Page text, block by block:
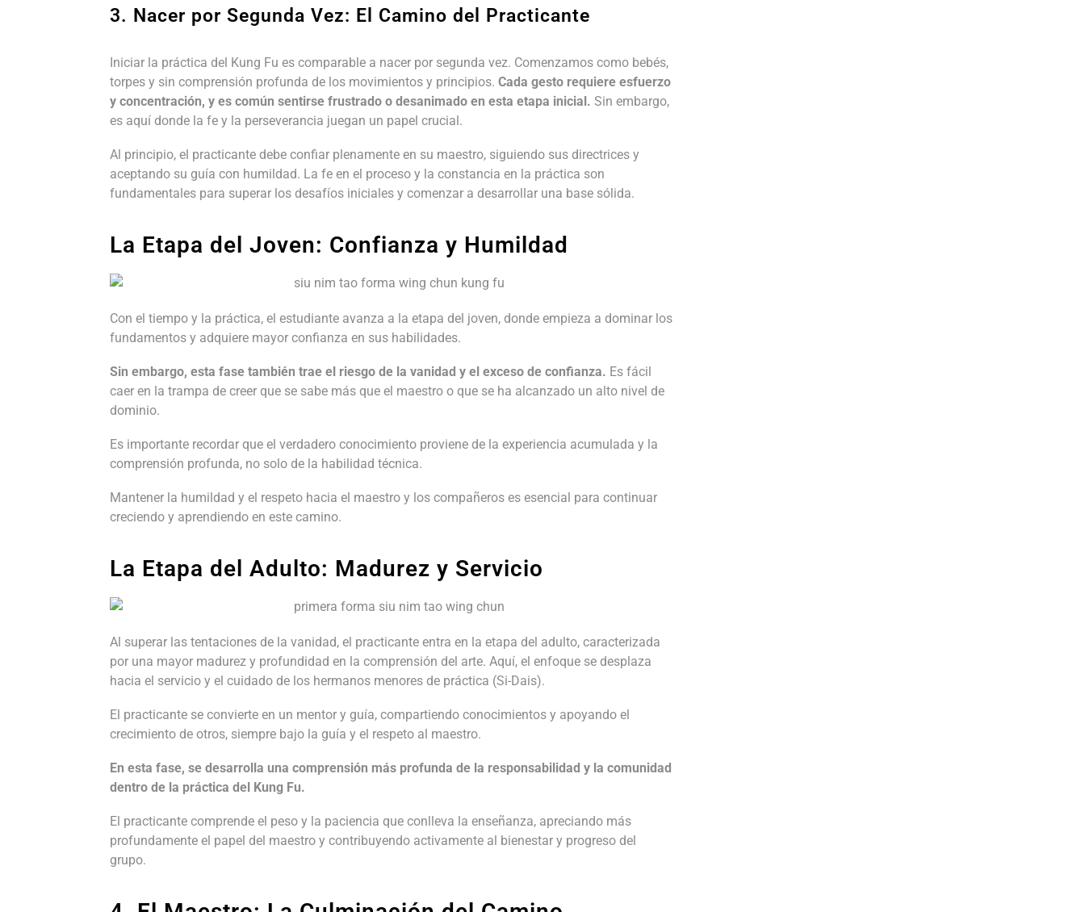
3. Nacer por Segunda Vez: El Camino del Practicante
Iniciar la práctica del Kung Fu es comparable a nacer por segunda vez. Comenzamos como bebés,
torpes y sin comprensión profunda de los movimientos y principios. Cada gesto requiere esfuerzo
y concentración, y es común sentirse frustrado o desanimado en esta etapa inicial. Sin embargo,
es aquí donde la fe y la perseverancia juegan un papel crucial.
Al principio, el practicante debe confiar plenamente en su maestro, siguiendo sus directrices y
aceptando su guía con humildad. La fe en el proceso y la constancia en la práctica son
fundamentales para superar los desafíos iniciales y comenzar a desarrollar una base sólida.
La Etapa del Joven: Confianza y Humildad
Con el tiempo y la práctica, el estudiante avanza a la etapa del joven, donde empieza a dominar los
fundamentos y adquiere mayor confianza en sus habilidades.
Sin embargo, esta fase también trae el riesgo de la vanidad y el exceso de confianza. Es fácil
caer en la trampa de creer que se sabe más que el maestro o que se ha alcanzado un alto nivel de
dominio.
Es importante recordar que el verdadero conocimiento proviene de la experiencia acumulada y la
comprensión profunda, no solo de la habilidad técnica.
Mantener la humildad y el respeto hacia el maestro y los compañeros es esencial para continuar
creciendo y aprendiendo en este camino.
La Etapa del Adulto: Madurez y Servicio
Al superar las tentaciones de la vanidad, el practicante entra en la etapa del adulto, caracterizada
por una mayor madurez y profundidad en la comprensión del arte. Aquí, el enfoque se desplaza
hacia el servicio y el cuidado de los hermanos menores de práctica (Si-Dais).
El practicante se convierte en un mentor y guía, compartiendo conocimientos y apoyando el
crecimiento de otros, siempre bajo la guía y el respeto al maestro.
En esta fase, se desarrolla una comprensión más profunda de la responsabilidad y la comunidad
dentro de la práctica del Kung Fu.
El practicante comprende el peso y la paciencia que conlleva la enseñanza, apreciando más
profundamente el papel del maestro y contribuyendo activamente al bienestar y progreso del
grupo.